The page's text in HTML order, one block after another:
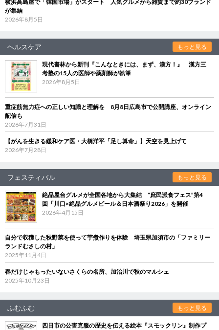
横浜高島屋で「韓国市場」がスタート 人気グルメから雑貨まで約30ブランド
が集結
2026年8月5日
ヘルスケア もっと見る
現代書林から新刊『こんなときには、まず、漢方！』 漢方三
考塾の15人の医師や薬剤師が執筆
2026年8月5日
重症筋無力症への正しい知識と理解を 8月8日広島市で公開講座、オンライン
配信も
2026年7月31日
【がんを生きる緩和ケア医・大橋洋平「足し算命」】天空を見上げて
2026年7月28日
フェスティバル もっと見る
絶品屋台グルメが全国各地から大集結 “庶民派食フェス”第4
回「川口×絶品グルメビール＆日本酒祭り2026」を開催
2026年4月15日
自分で収穫した秋野菜を使って芋煮作りを体験 埼玉県加須市の「ファミリー
ランドむさしの村」
2025年11月4日
春だけじゃもったいないさくらの名所、加治川で秋のマルシェ
2025年10月23日
ふむふむ もっと見る
四日市の公害克服の歴史を伝える絵本『スモックリン』制作プ